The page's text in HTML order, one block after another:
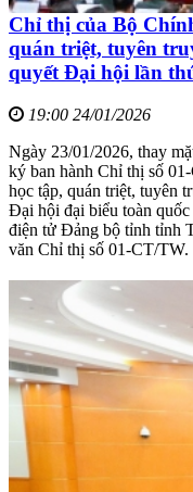
Chỉ thị của Bộ
quán triệt, tuyên
quyết Đại hội lần
19:00 24/01/2026
Ngày 23/01/2026, thay
ký ban hành Chỉ thị số
học tập, quán triệt, tuyên
Đại hội đại biểu toàn
điện tử Đảng bộ tỉnh tỉnh
văn Chỉ thị số 01-CT/TW.